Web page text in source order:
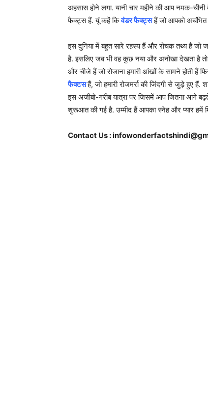
अहसास होने लगा. यानी चार महीने की आप नमक-
फैक्ट्स हैं. यूं कहें किवंडर फैक्ट्सहैं जो आपको
इस दुनिया में बहुत सारे रहस्य हैं और रोचक तथ्य है जो
है. इसलिए जब भी वह कुछ नया और अनोखा देखता है
और चीजे हैं जो रोजाना हमारी आंखों के सामने होती हैं
फैक्टसहैं, जो हमारी रोजमर्रा की जिंदगी से जुड़े हुए
इस अजीबो-गरीब यात्रा पर जिसमें आप जितना आगे
शुरूआत की गई है. उम्मीद हैं आपका स्नेह और प्यार हमें
Contact Us :